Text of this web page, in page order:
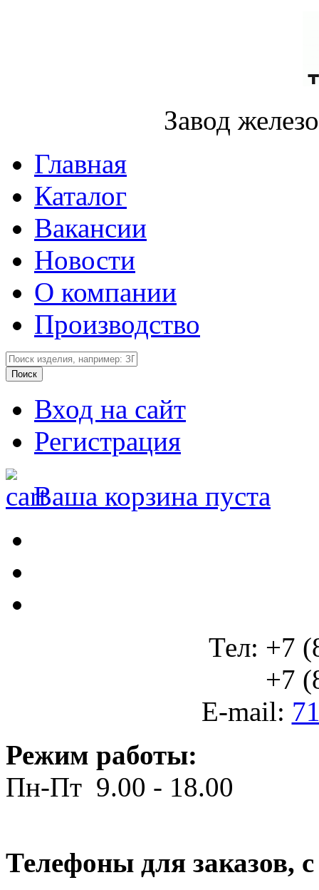
Завод
Главная
Каталог
Вакансии
Новости
О компании
Производство
Вход на сайт
Регистрация
Ваша корзина пуста
Тел: +7
+7
E-mail:
Режим работы:
Пн-Пт 9.00 - 18.00
Телефоны для заказов,